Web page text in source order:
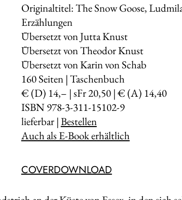
Originaltitel: The Snow Goose,
Erzählungen
Übersetzt von Jutta Knust
Übersetzt von Theodor Knust
Übersetzt von Karin von Schab
160Seiten | Taschenbuch
€ (D) 14,– | sFr 20,50 | € (A) 14,40
ISBN 978-3-311-15102-9
lieferbar |Bestellen
Auch als E-Book erhältlich
COVERDOWNLOAD